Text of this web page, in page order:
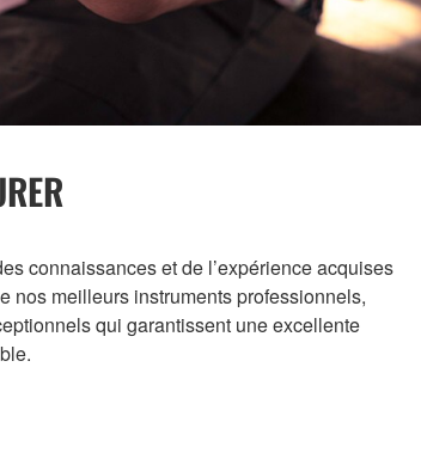
connaissances et de l’expérience acquises
nos meilleurs instruments professionnels,
qui garantissent une excellente